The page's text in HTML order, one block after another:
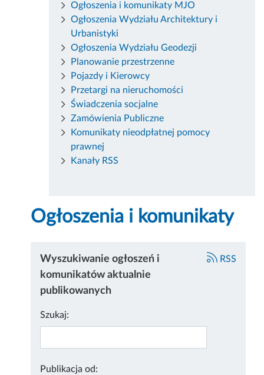
Ogłoszenia i komunikaty MJO
Ogłoszenia Wydziału Architektury i
Urbanistyki
Ogłoszenia Wydziału Geodezji
Planowanie przestrzenne
Pojazdy i Kierowcy
Przetargi na nieruchomości
Świadczenia socjalne
Zamówienia Publiczne
Komunikaty nieodpłatnej pomocy
prawnej
Kanały RSS
Ogłoszenia i komunikaty
RSS
Wyszukiwanie ogłoszeń i
komunikatów aktualnie
publikowanych
Szukaj:
Publikacja od: